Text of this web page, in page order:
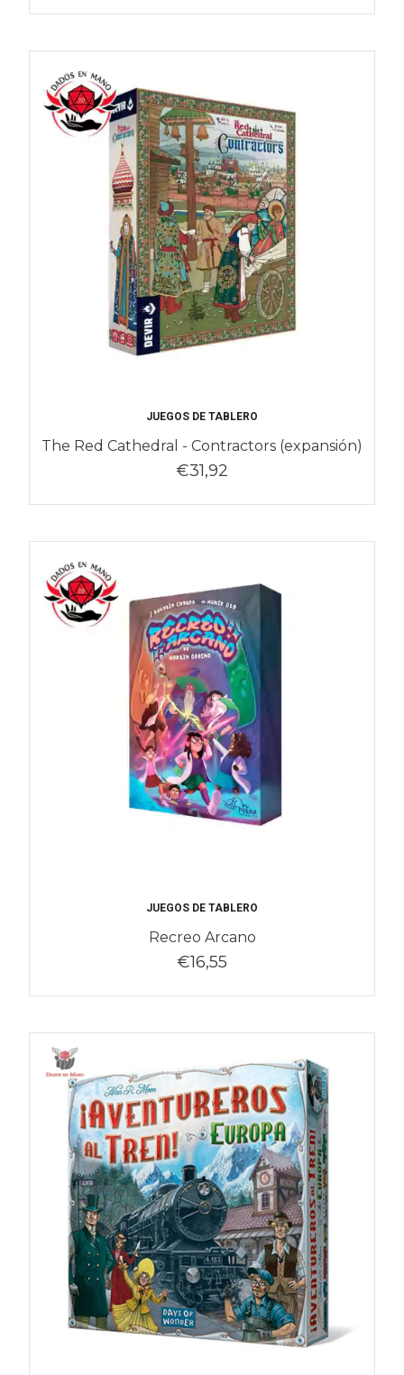
JUEGOS DE TABLERO
The Red Cathedral - Contractors (expansión)
€31,92
JUEGOS DE TABLERO
Recreo Arcano
€16,55